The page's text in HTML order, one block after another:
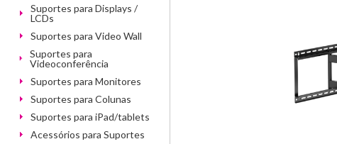
Suportes para Displays /
LCDs
Suportes para Video Wall
Suportes para
Videoconferência
Suportes para Monitores
Suportes para Colunas
Suportes para iPad/tablets
Acessórios para Suportes